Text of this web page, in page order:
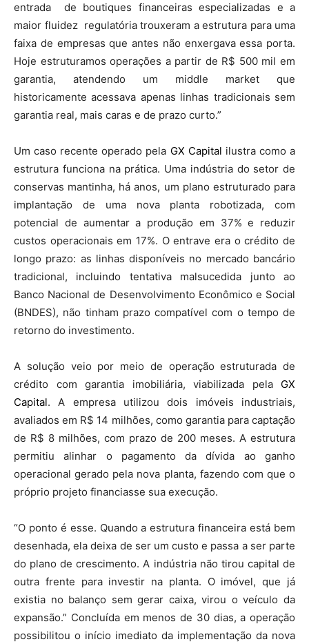
entrada de boutiques financeiras especializadas e a
maior fluidez regulatória trouxeram a estrutura para uma
faixa de empresas que antes não enxergava essa porta.
Hoje estruturamos operações a partir de R$ 500 mil em
garantia, atendendo um middle market que
historicamente acessava apenas linhas tradicionais sem
garantia real, mais caras e de prazo curto.”
Um caso recente operado pela GX Capital ilustra como a
estrutura funciona na prática. Uma indústria do setor de
conservas mantinha, há anos, um plano estruturado para
implantação de uma nova planta robotizada, com
potencial de aumentar a produção em 37% e reduzir
custos operacionais em 17%. O entrave era o crédito de
longo prazo: as linhas disponíveis no mercado bancário
tradicional, incluindo tentativa malsucedida junto ao
Banco Nacional de Desenvolvimento Econômico e Social
(BNDES), não tinham prazo compatível com o tempo de
retorno do investimento.
A solução veio por meio de operação estruturada de
crédito com garantia imobiliária, viabilizada pela GX
Capital. A empresa utilizou dois imóveis industriais,
avaliados em R$ 14 milhões, como garantia para captação
de R$ 8 milhões, com prazo de 200 meses. A estrutura
permitiu alinhar o pagamento da dívida ao ganho
operacional gerado pela nova planta, fazendo com que o
próprio projeto financiasse sua execução.
“O ponto é esse. Quando a estrutura financeira está bem
desenhada, ela deixa de ser um custo e passa a ser parte
do plano de crescimento. A indústria não tirou capital de
outra frente para investir na planta. O imóvel, que já
existia no balanço sem gerar caixa, virou o veículo da
expansão.” Concluída em menos de 30 dias, a operação
possibilitou o início imediato da implementação da nova